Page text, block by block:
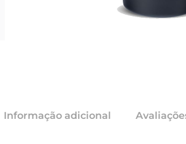
Informação adicional